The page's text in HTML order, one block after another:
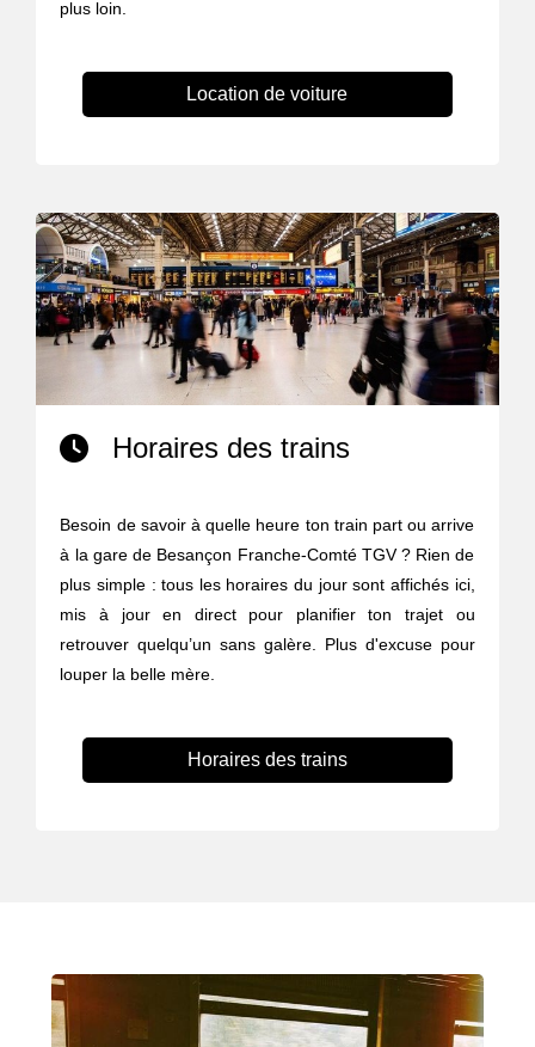
plus loin.
Location de voiture
Horaires des trains
Besoin de savoir à quelle heure ton train part ou arrive
à la gare de Besançon Franche-Comté TGV ? Rien de
plus simple : tous les horaires du jour sont affichés ici,
mis à jour en direct pour planifier ton trajet ou
retrouver quelqu’un sans galère. Plus d'excuse pour
louper la belle mère.
Horaires des trains